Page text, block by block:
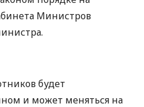
Министров
будет
и может меняться на